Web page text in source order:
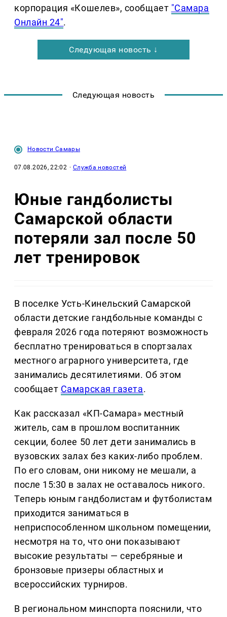
корпорация «Кошелев», сообщает "Самара
Онлайн 24".
Следующая новость ↓
Следующая новость
Новости Самары
07.08.2026, 22:02 · Служба новостей
Юные гандболисты
Самарской области
потеряли зал после 50
лет тренировок
В поселке Усть-Кинельский Самарской
области детские гандбольные команды с
февраля 2026 года потеряют возможность
бесплатно тренироваться в спортзалах
местного аграрного университета, где
занимались десятилетиями. Об этом
сообщает Самарская газета.
Как рассказал «КП-Самара» местный
житель, сам в прошлом воспитанник
секции, более 50 лет дети занимались в
вузовских залах без каких-либо проблем.
По его словам, они никому не мешали, а
после 15:30 в залах не оставалось никого.
Теперь юным гандболистам и футболистам
приходится заниматься в
неприспособленном школьном помещении,
несмотря на то, что они показывают
высокие результаты — серебряные и
бронзовые призеры областных и
всероссийских турниров.
В региональном минспорта пояснили, что